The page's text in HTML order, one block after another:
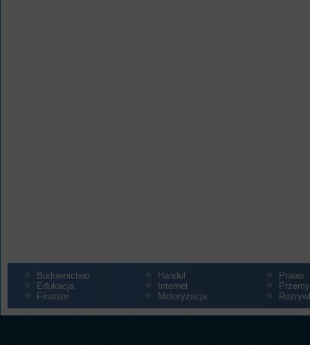
Budownictwo
Edukacja
Finanse
Handel
Internet
Motoryzacja
Prawo